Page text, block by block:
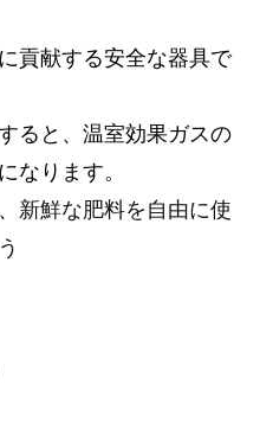
貢献する安全な器具で
ると、温室効果ガスの
なります。
新鮮な肥料を自由に使